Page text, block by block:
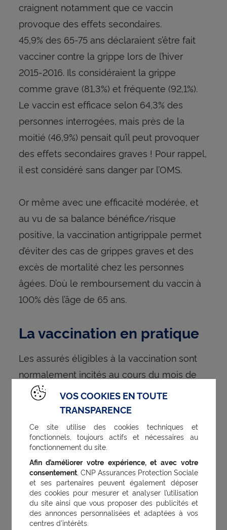
craignent notamment que ce vaccin
provoque des effets secondaires.
45,9% des 65-75 ans déclaraient s’être fait
vacciner contre la grippe lors de l’hiver
2015-2016. Ils considéraient la grippe
comme grave (81,3%) et fréquente (92,1%).
Le vaccin est efficace selon 64,3% des
personnes interrogées, mais près de la
moitié (46,9%) pensait qu’il peut provoquer
des effets secondaires graves ! Pour rappel,
il est considéré sans danger par l’OMS.
Or même avec une efficacité modérée, et
au vu de sa balance bénéfice/risque
positive, la vaccination antigrippale permet
d’éviter des cas de grippes graves et des
excès de mortalité chez les personnes
âgées. D’où le remboursement du vaccin à
100% dès l’âge de 65 ans.
La vaccination en pratique
Les assurés éligibles à la vaccination sont
normalement incités au cours du mois de
septembre à se faire vacciner d’ici janvier
Pour les personnes déjà vaccinées au cours
des trois dernières années, l’injection peut
infirmière ou une sage-femme (sauf enfants
et femmes enceintes). Si ça n’est pas le cas,
le vaccin peut être prescrit par un médecin
ou une sage-femme, mais l’injection
VOS COOKIES EN TOUTE
TRANSPARENCE
Ce site utilise des cookies techniques et
fonctionnels, toujours actifs et nécessaires au
fonctionnement du site.
Afin d’améliorer votre expérience, et avec votre
consentement, CNP Assurances Protection Sociale
et ses partenaires peuvent également déposer
des cookies pour mesurer et analyser l’utilisation
du site ainsi que vous proposer des publicités et
des annonces personnalisées et adaptées à vos
centres d’intérêts.